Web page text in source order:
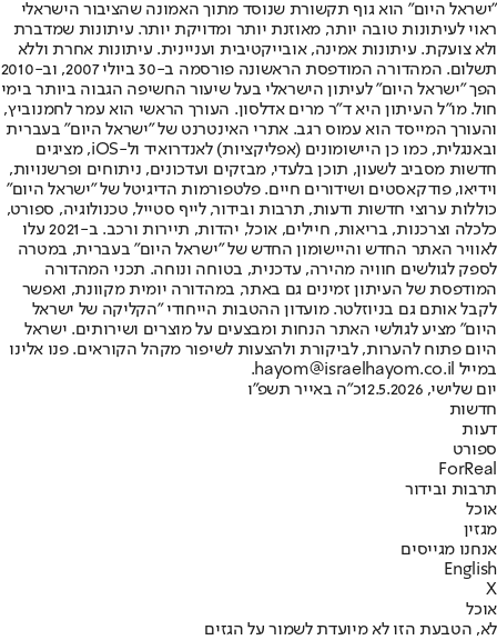
"ישראל היום" הוא גוף תקשורת שנוסד מתוך האמונה שהציבור הישראלי
ראוי לעיתונות טובה יותר, מאוזנת יותר ומדויקת יותר. עיתונות שמדברת
ולא צועקת. עיתונות אמינה, אובייקטיבית ועניינית. עיתונות אחרת וללא
תשלום. המהדורה המודפסת הראשונה פורסמה ב-30 ביולי 2007, וב-2010
הפך "ישראל היום" לעיתון הישראלי בעל שיעור החשיפה הגבוה ביותר בימי
חול. מו"ל העיתון היא ד"ר מרים אדלסון. העורך הראשי הוא עמר לחמנוביץ,
והעורך המייסד הוא עמוס רגב. אתרי האינטרנט של "ישראל היום" בעברית
ובאנגלית, כמו כן היישומונים (אפליקציות) לאנדרואיד ול-iOS, מציגים
חדשות מסביב לשעון, תוכן בלעדי, מבזקים ועדכונים, ניתוחים ופרשנויות,
וידיאו, פודקאסטים ושידורים חיים. פלטפורמות הדיגיטל של "ישראל היום"
כוללות ערוצי חדשות ודעות, תרבות ובידור, לייף סטייל, טכנולוגיה, ספורט,
כלכלה וצרכנות, בריאות, חיילים, אוכל, יהדות, תיירות ורכב. ב-2021 עלו
לאוויר האתר החדש והיישומון החדש של "ישראל היום" בעברית, במטרה
לספק לגולשים חוויה מהירה, עדכנית, בטוחה ונוחה. תכני המהדורה
המודפסת של העיתון זמינים גם באתר, במהדורה יומית מקוונת, ואפשר
לקבל אותם גם בניוזלטר. מועדון ההטבות הייחודי "הקליקה של ישראל
היום" מציע לגולשי האתר הנחות ומבצעים על מוצרים ושירותים. ישראל
היום פתוח להערות, לביקורת ולהצעות לשיפור מקהל הקוראים. פנו אלינו
במייל hayom@israelhayom.co.il.
יום שלישי, 12.5.2026
כ"ה באייר תשפ"ו
חדשות
דעות
ספורט
ForReal
תרבות ובידור
אוכל
מגזין
אנחנו מגייסים
English
X
אוכל
לא, הטבעת הזו לא מיועדת לשמור על הגזים